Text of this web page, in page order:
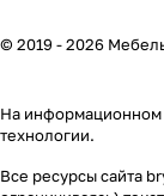
© 2019 - 2026
На информационном
технологии.
Все ресурсы сайта